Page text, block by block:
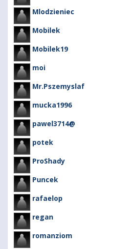
Mlodzieniec
Mobilek
Mobilek19
moi
Mr.Pszemyslaf
mucka1996
pawel3714@
potek
ProShady
Puncek
rafaelop
regan
romanziom